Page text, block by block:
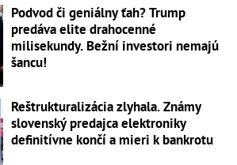
Podvod či geniálny ťah? Trump
predáva elite drahocenné
milisekundy. Bežní investori nemajú
šancu!
Reštrukturalizácia zlyhala. Známy
slovenský predajca elektroniky
definitívne končí a mieri k bankrotu